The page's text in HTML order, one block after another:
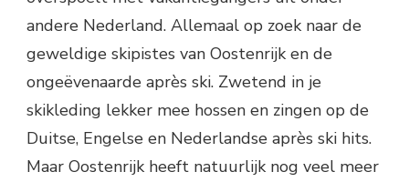
andere Nederland. Allemaal op zoek naar de
geweldige skipistes van Oostenrijk en de
ongeëvenaarde après ski. Zwetend in je
skikleding lekker mee hossen en zingen op de
Duitse, Engelse en Nederlandse après ski hits.
Maar Oostenrijk heeft natuurlijk nog veel meer